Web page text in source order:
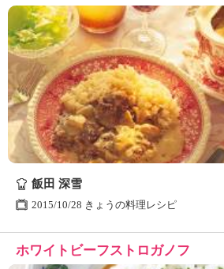
飯田 深雪
2015/10/28 きょうの料理レシピ
ホワイトビーフストロガノフ